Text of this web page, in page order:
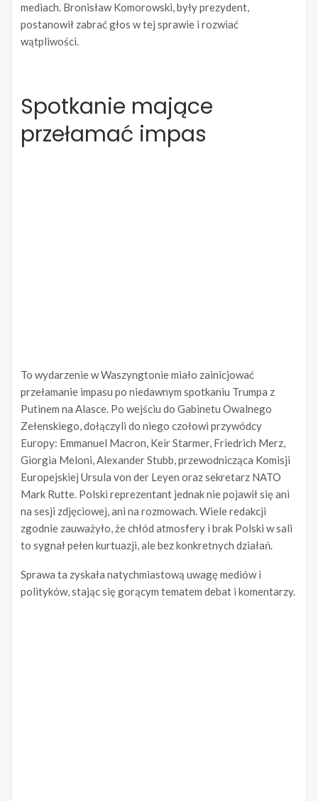
mediach. Bronisław Komorowski, były prezydent,
postanowił zabrać głos w tej sprawie i rozwiać
wątpliwości.
Spotkanie mające
przełamać impas
To wydarzenie w Waszyngtonie miało zainicjować
przełamanie impasu po niedawnym spotkaniu Trumpa z
Putinem na Alasce. Po wejściu do Gabinetu Owalnego
Zełenskiego, dołączyli do niego czołowi przywódcy
Europy: Emmanuel Macron, Keir Starmer, Friedrich Merz,
Giorgia Meloni, Alexander Stubb, przewodnicząca Komisji
Europejskiej Ursula von der Leyen oraz sekretarz NATO
Mark Rutte. Polski reprezentant jednak nie pojawił się ani
na sesji zdjęciowej, ani na rozmowach. Wiele redakcji
zgodnie zauważyło, że chłód atmosfery i brak Polski w sali
to sygnał pełen kurtuazji, ale bez konkretnych działań.
Sprawa ta zyskała natychmiastową uwagę mediów i
polityków, stając się gorącym tematem debat i komentarzy.